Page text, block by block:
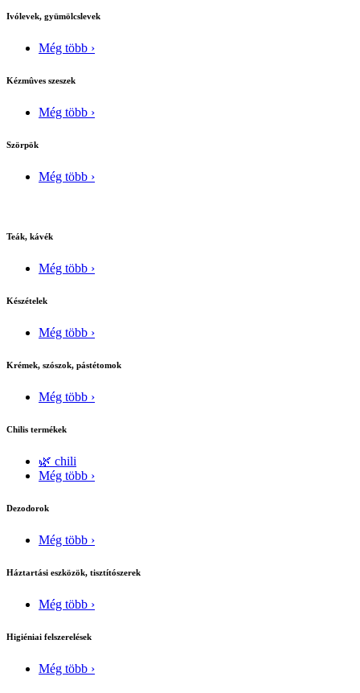
Ivólevek, gyümölcslevek
Még több ›
Kézmûves szeszek
Még több ›
Szörpök
Még több ›
Teák, kávék
Még több ›
Készételek
Még több ›
Krémek, szószok, pástétomok
Még több ›
Chilis termékek
🌿 chili
Még több ›
Dezodorok
Még több ›
Háztartási eszközök, tisztítószerek
Még több ›
Higiéniai felszerelések
Még több ›